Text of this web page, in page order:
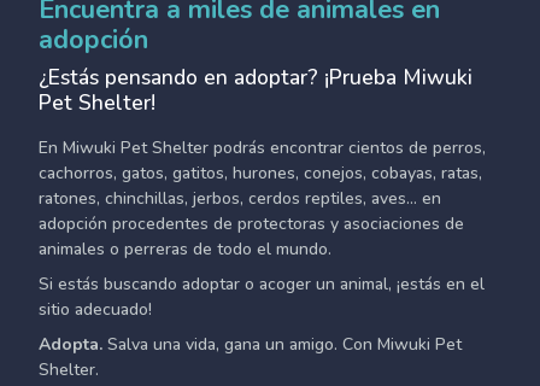
Encuentra a miles de animales en
adopción
¿Estás pensando en adoptar? ¡Prueba Miwuki
Pet Shelter!
En Miwuki Pet Shelter podrás encontrar cientos de perros,
cachorros, gatos, gatitos, hurones, conejos, cobayas, ratas,
ratones, chinchillas, jerbos, cerdos reptiles, aves... en
adopción procedentes de protectoras y asociaciones de
animales o perreras de todo el mundo.
Si estás buscando adoptar o acoger un animal, ¡estás en el
sitio adecuado!
Adopta. Salva una vida, gana un amigo. Con Miwuki Pet
Shelter.